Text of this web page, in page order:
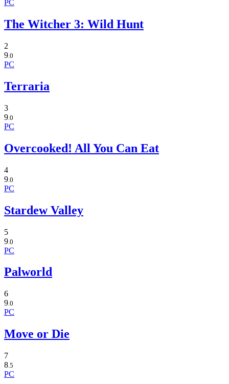
PC
The Witcher 3: Wild Hunt
2
9.0
PC
Terraria
3
9 .0
PC
Overcooked! All You Can Eat
4
9 .0
PC
Stardew Valley
5
9 .0
PC
Palworld
6
9.0
PC
Move or Die
7
8.5
PC